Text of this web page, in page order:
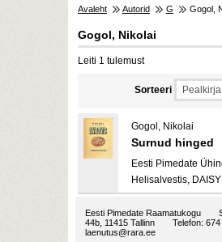
Avaleht Autorid G Gogol,
Gogol, Nikolai
Leiti 1 tulemust
Sorteeri
Gogol, Nikolai
Surnud hinged
Eesti Pimedate
Helisalvestis,
Eesti Pimedate Raamatukogu
44b, 11415 Tallinn
Telefon:
laenutus@rara.ee